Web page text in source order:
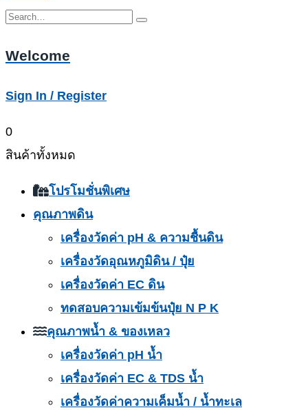
Welcome
Sign In / Register
0
สินค้าทั้งหมด
โปรโมชั่นพิเศษ
คุณภาพดิน
เครื่องวัดค่า pH & ความชื้นดิน
เครื่องวัดอุณหภูมิดิน / ปุ๋ย
เครื่องวัดค่า EC ดิน
ทดสอบความเข้มข้นปุ๋ย N P K
คุณภาพน้ำ & ของเหลว
เครื่องวัดค่า pH น้ำ
เครื่องวัดค่า EC & TDS น้ำ
เครื่องวัดค่าความเค็มน้ำ / น้ำทะเล